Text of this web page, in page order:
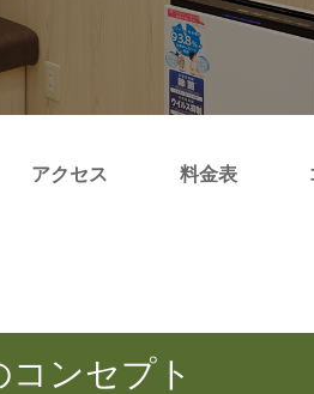
アクセス 料金表
ンセプト